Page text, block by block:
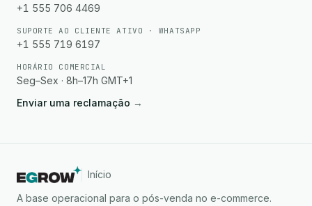
+1 555 706 4469
SUPORTE AO CLIENTE ATIVO · WHATSAPP
+1 555 719 6197
HORÁRIO COMERCIAL
Seg–Sex · 8h–17h GMT+1
Enviar uma reclamação →
Início
A base operacional para o pós-venda no e-commerce.